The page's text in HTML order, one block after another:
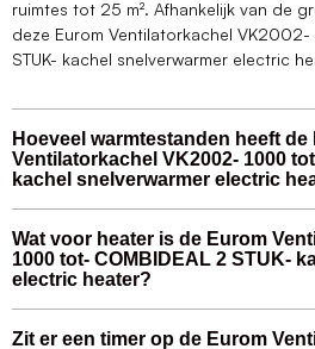
ruimtes tot 25 m². Afhankelijk van de
deze Eurom Ventilatorkachel
STUK- kachel snelverwarmer electric
Hoeveel warmtestanden heeft de
Ventilatorkachel VK2002- 1000
kachel snelverwarmer electric
Wat voor heater is de Eurom
1000 tot- COMBIDEAL 2 STUK-
electric heater?
Zit er een timer op de Eurom